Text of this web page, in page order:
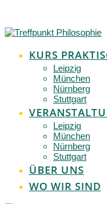
springen
KURS
Leipzig
München
Nürnberg
Stuttgart
Leipzig
München
Nürnberg
Stuttgart
ÜBER UNS
WO WIR SIND